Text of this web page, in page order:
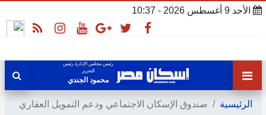
الأحد 9 أغسطس 2026 - 10:37
رئيس مجلس الإدارة رئيس
التحرير
محمود الجندي
الرئيسية صندوق الإسكان الاجتماعي ودعم التمويل العقاري